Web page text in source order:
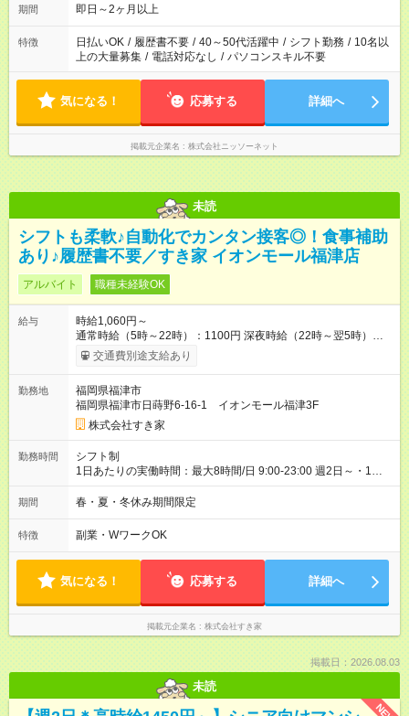
期間 即日～2ヶ月以上
特徴 日払いOK / 履歴書不要 / 40～50代活躍中 / シフト勤務 / 10名以
上の大量募集 / 電話対応なし / パソコンスキル不要
気になる！ 応募する 詳細へ
掲載元企業名 株式会社ニッソーネット
未読
シフトも柔軟♪自動化でカンタン接客◎！食事補助
あり♪履歴書不要／すき家 イオンモール福津店
アルバイト 職種未経験OK
給与
時給1,060円～
通常時給（5時～22時）：1100円 深夜時給（22時～翌5時）：
1375円 高校生時給：1060円 【試用期間】試用期間あり 試用期
間の長さ：1ヶ月 雇用形態、給与は本採用時と同じです。 試用
月とさせていただきます。 研修制度あり：15時間(研修中も同時
給）
交通費別途支給あり
勤務地
福岡県福津市
福岡県福津市日蒔野6-16-1 イオンモール福津3F
株式会社すき家
勤務時間
シフト制
1日あたりの実働時間：最大8時間/日 9:00-23:00 週2日～・1日
2h～OK◎ 基本は固定シフトですが、学校の試験や家庭の都合な
どイレギュラーにはもちろん対応します。 その際はお気軽にご
期間 春・夏・冬休み期間限定
特徴 副業・WワークOK
気になる！ 応募する 詳細へ
掲載元企業名 株式会社すき家
掲載日：2026.08.03
未読